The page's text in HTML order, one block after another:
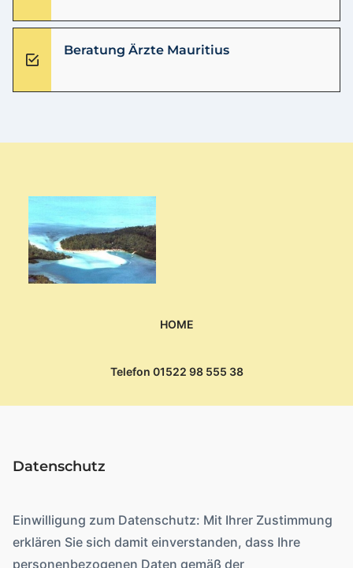
Beratung Ärzte Mauritius
Datenschutz
Einwilligung zum Datenschutz: Mit Ihrer Zustimmung
erklären Sie sich damit einverstanden, dass Ihre
personenbezogenen Daten gemäß der
HOME
Telefon 01522 98 555 38
MPU Vorbereitung
Unternehmensberatung